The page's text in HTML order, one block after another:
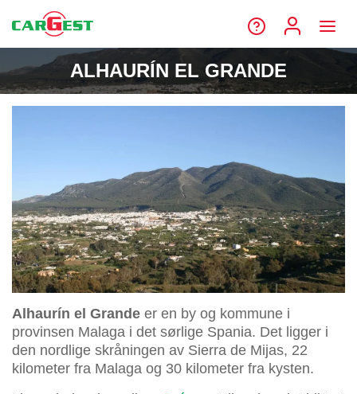
ALHAURÍN EL GRANDE
Alhaurín el Grande er en by og kommune i
provinsen Malaga i det sørlige Spania. Det ligger i
den nordlige skråningen av Sierra de Mijas, 22
kilometer fra Malaga og 30 kilometer fra kysten.